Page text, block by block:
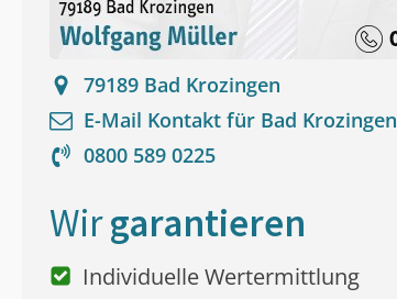
79189 Bad Krozingen
E-Mail Kontakt für Bad Krozingen
0800 589 0225
Wirgarantieren
Individuelle Wertermittlung